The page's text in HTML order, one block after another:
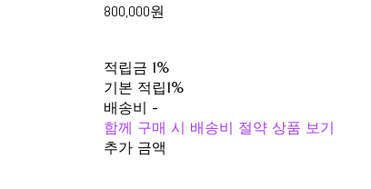
800,000원
적립금 1%
기본 적립1%
배송비 -
함께 구매 시 배송비 절약 상품 보기
추가 금액